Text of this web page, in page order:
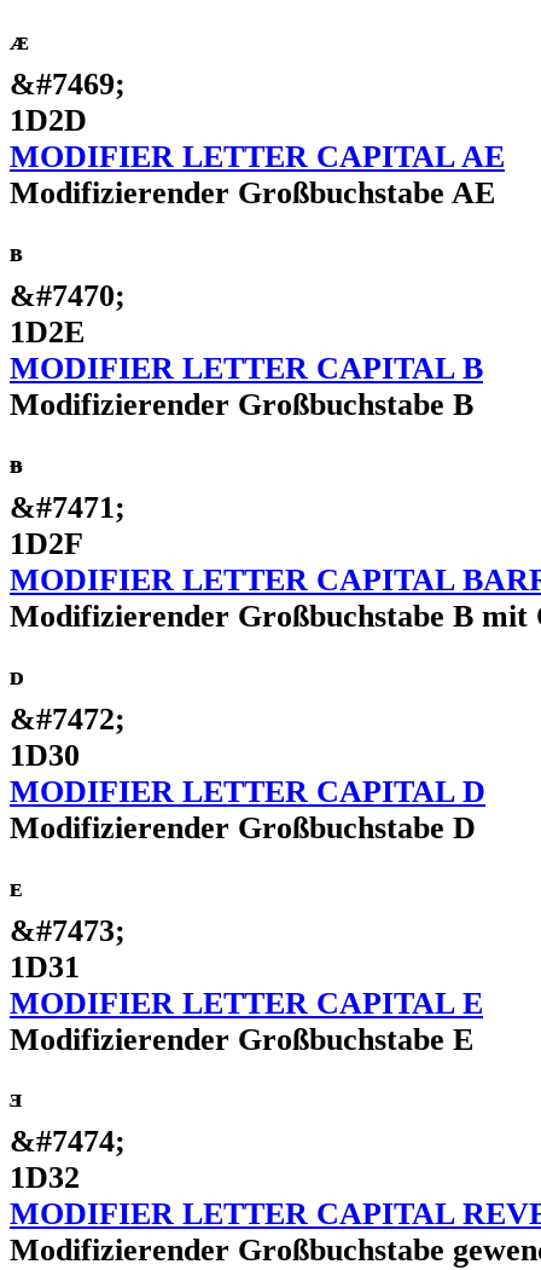
ᴭ
&#7469;
1D2D
MODIFIER LETTER CAPITAL AE
Modifizierender Großbuchstabe AE
ᴮ
&#7470;
1D2E
MODIFIER LETTER CAPITAL B
Modifizierender Großbuchstabe B
ᴯ
&#7471;
1D2F
MODIFIER LETTER CAPITAL
Modifizierender Großbuchstabe B mit
ᴰ
&#7472;
1D30
MODIFIER LETTER CAPITAL D
Modifizierender Großbuchstabe D
ᴱ
&#7473;
1D31
MODIFIER LETTER CAPITAL E
Modifizierender Großbuchstabe E
ᴲ
&#7474;
1D32
MODIFIER LETTER CAPITAL
Modifizierender Großbuchstabe